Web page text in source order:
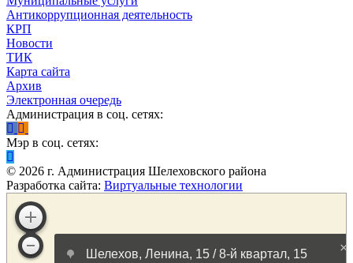
Антикоррупционная деятельность
КРП
Новости
ТИК
Карта сайта
Архив
Электронная очередь
Администрация в соц. сетях:
Мэр в соц. сетях:
© 2026 г. Администрация Шелеховского района
Разработка сайта: Виртуальные технологии